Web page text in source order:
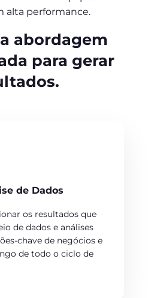
alta performance.
abordagem
para gerar
de Dados
os resultados que
de dados e análises
chave de negócios e
de todo o ciclo de